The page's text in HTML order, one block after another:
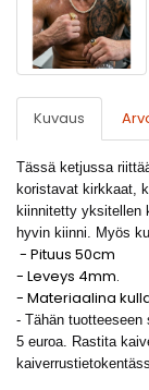
Kuvaus
Tässä ketjussa
koristavat kirkkaat,
kiinnitetty yksitellen
hyvin kiinni. Myös
- Pituus 50cm
- Leveys 4mm.
- Materiaalina
- Tähän tuotteeseen
5 euroa. Rastita